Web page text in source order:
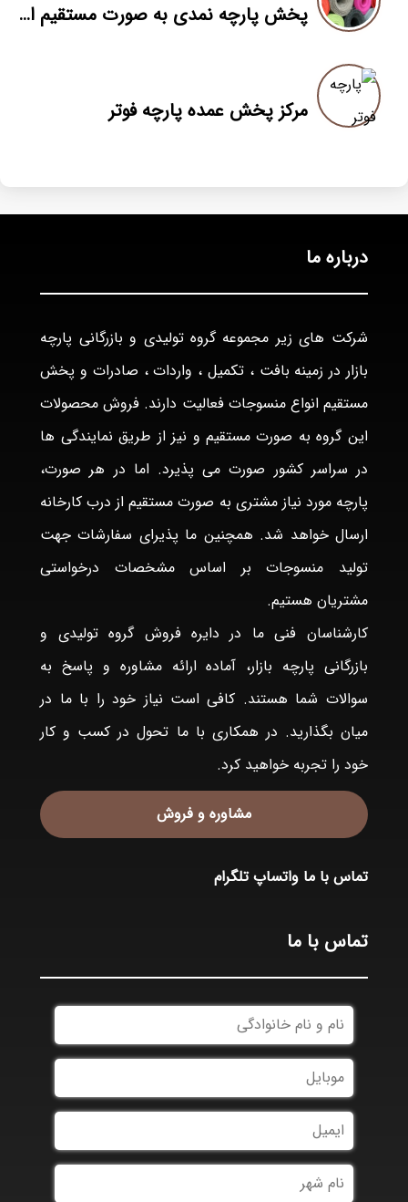
پخش پارچه نمدی به صورت مستقیم از کارخانه
مرکز پخش عمده پارچه فوتر
درباره ما
شرکت های زیر مجموعه گروه تولیدی و بازرگانی پارچه
بازار در زمینه بافت ، تکمیل ، واردات ، صادرات و پخش
مستقیم انواع منسوجات فعالیت دارند. فروش محصولات
این گروه به صورت مستقیم و نیز از طریق نمایندگی ها
در سراسر کشور صورت می پذیرد. اما در هر صورت،
پارچه مورد نیاز مشتری به صورت مستقیم از درب کارخانه
ارسال خواهد شد. همچنین ما پذیرای سفارشات جهت
تولید منسوجات بر اساس مشخصات درخواستی
مشتریان هستیم.
کارشناسان فنی ما در دایره فروش گروه تولیدی و
بازرگانی پارچه بازار، آماده ارائه مشاوره و پاسخ به
سوالات شما هستند. کافی است نیاز خود را با ما در
میان بگذارید. در همکاری با ما تحول در کسب و کار
خود را تجربه خواهید کرد.
مشاوره و فروش
تماس با ما واتساپ تلگرام
تماس با ما